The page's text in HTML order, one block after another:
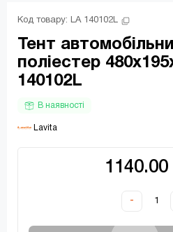
Код товару: LA 140102L
Тент
поліестер
140102L
В наявності
Lavita
1140.00
-